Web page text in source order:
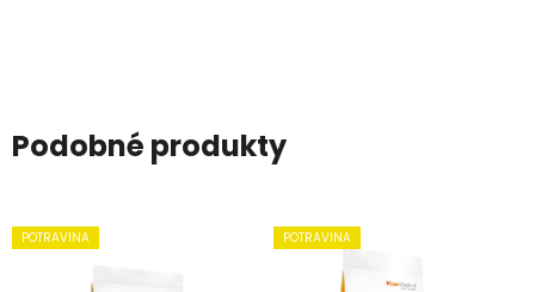
Podobné produkty
POTRAVINA POTRAVINA